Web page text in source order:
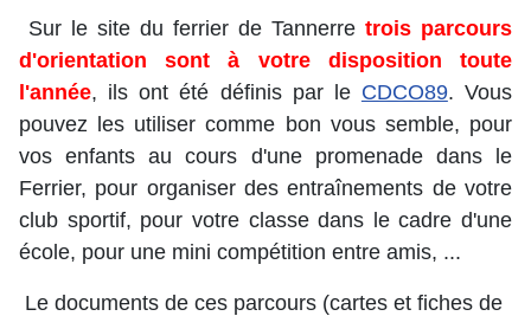
Sur le site du ferrier de Tannerre trois parcours
d'orientation sont à votre disposition toute
l'année, ils ont été définis par le CDCO89. Vous
pouvez les utiliser comme bon vous semble, pour
vos enfants au cours d'une promenade dans le
Ferrier, pour organiser des entraînements de votre
club sportif, pour votre classe dans le cadre d'une
école, pour une mini compétition entre amis, ...
Le documents de ces parcours (cartes et fiches de